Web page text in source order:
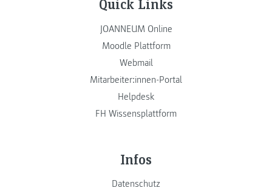
JOANNEUM Online
Moodle Plattform
Webmail
Mitarbeiter:innen-Portal
Helpdesk
FH Wissensplattform
Infos
Datenschutz